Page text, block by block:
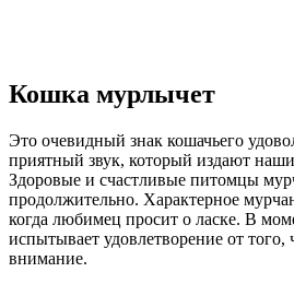
Кошка мурлычет
Это очевидный знак кошачьего
приятный звук, который издают
Здоровые и счастливые питомцы
продолжительно. Характерное
когда любимец просит о ласке. В
испытывает удовлетворение от того,
внимание.